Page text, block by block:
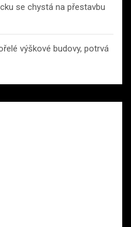
se chystá na přestavbu
výškové budovy, potrvá